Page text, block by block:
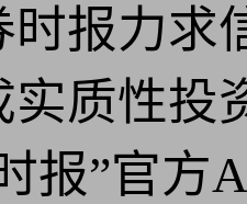
时报力求
实质性投
报”官方